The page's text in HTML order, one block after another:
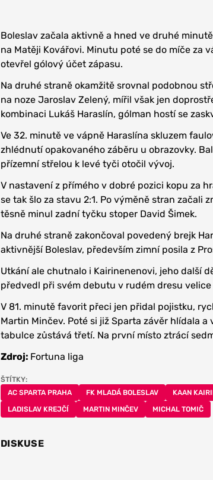
Boleslav začala aktivně a hned ve druhé
na Matěji Kovářovi. Minutu poté se do míče za
otevřel gólový účet zápasu.
Na druhé straně okamžitě srovnal podobnou
na noze Jaroslav Zelený, mířil však jen
kombinaci Lukáš Haraslín, gólman hostí se
Ve 32. minutě ve vápně Haraslína skluzem
zhlédnutí opakovaného záběru u obrazovky.
přízemní střelou k levé tyči otočil vývoj.
V nastavení z přímého v dobré pozici kopu za
se tak šlo za stavu 2:1. Po výměně stran začali
těsně minul zadní tyčku stoper David Šimek.
Na druhé straně zakončoval povedený brejk
aktivnější Boleslav, především zimní posila z
Utkání ale chutnalo i Kairinenenovi, jeho další
předvedl při svém debutu v rudém dresu
V 81. minutě favorit přeci jen přidal pojistku,
Martin Minčev. Poté si již Sparta závěr hlídala
tabulce zůstává třetí. Na první místo ztrácí
Zdroj: Fortuna liga
ŠTÍTKY:
AC SPARTA PRAHA
FK MLADÁ BOLESLAV
KAAN
LADISLAV KREJČÍ
MARTIN MINČEV MICHAL TOMIČ
DISKUSE